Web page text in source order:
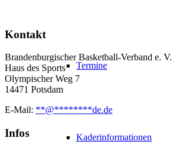
Termine
Kaderinformationen
Kontakt
Brandenburgischer Basketball-Verband e. V.
Haus des Sports
Olympischer Weg 7
14471 Potsdam
E-Mail: **@********de.de
Infos